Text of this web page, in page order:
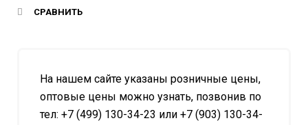
СРАВНИТЬ
На нашем сайте указаны розничные цены,
оптовые цены можно узнать, позвонив по
тел: +7 (499) 130-34-23 или +7 (903) 130-34-